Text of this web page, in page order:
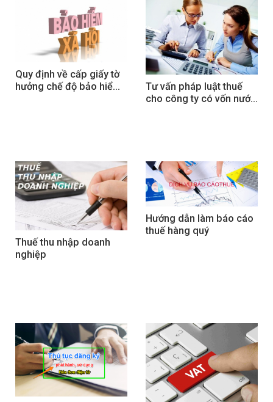
Quy định về cấp giấy tờ
hưởng chế độ bảo hiểm
Tư vấn pháp luật thuế
cho công ty có vốn nước
Thuế thu nhập doanh
nghiệp
Hướng dẫn làm báo cáo
thuế hàng quý